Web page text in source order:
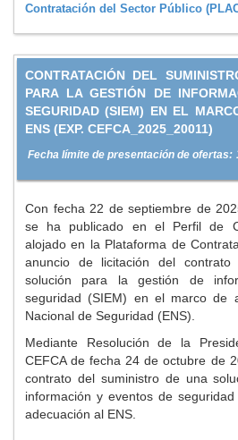
Contratación del Sector Público
CONTRATACIÓN DEL
PARA LA GESTIÓN DE
SEGURIDAD (SIEM) EN EL
ENS (EXP. CEFCA_2025_20011)
Fecha límite de presentación de ofertas:
Con fecha 22 de septiembre de
se ha publicado en el Perfil de
alojado en la Plataforma de
anuncio de licitación del
solución para la gestión de
seguridad (SIEM) en el marco de
Nacional de Seguridad (ENS).
Mediante Resolución de la
CEFCA de fecha 24 de octubre de
contrato del suministro de una
información y eventos de
adecuación al ENS.